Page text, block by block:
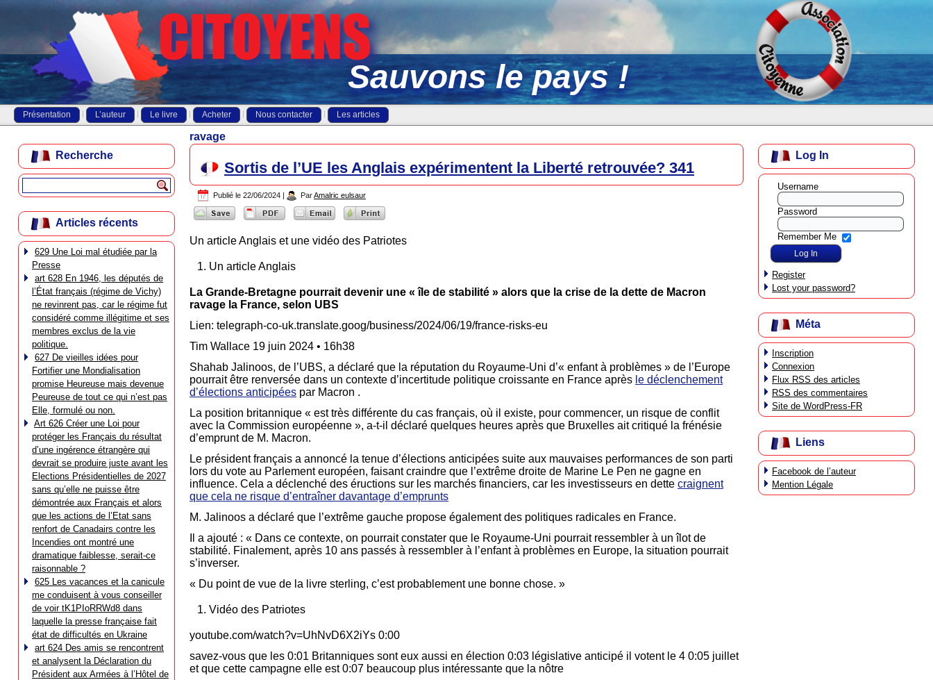
Sauvons le pays !
Présentation L’auteur Le livre Acheter Nous contacter Les articles
Recherche
Articles récents
629 Une Loi mal étudiée par la
Presse
art 628 En 1946, les députés de
l’État français (régime de Vichy)
ne revinrent pas, car le régime fut
considéré comme illégitime et ses
membres exclus de la vie
politique.
627 De vieilles idées pour
Fortifier une Mondialisation
promise Heureuse mais devenue
Peureuse de tout ce qui n’est pas
Elle, formulé ou non.
Art 626 Créer une Loi pour
protéger les Français du résultat
d’une ingérence étrangère qui
devrait se produire juste avant les
Elections Présidentielles de 2027
sans qu’elle ne puisse être
démontrée aux Français et alors
que les actions de l’Etat sans
renfort de Canadairs contre les
Incendies ont montré une
dramatique faiblesse, serait-ce
raisonnable ?
625 Les vacances et la canicule
me conduisent à vous conseiller
de voir tK1PIoRRWd8 dans
laquelle la presse française fait
état de difficultés en Ukraine
art 624 Des amis se rencontrent
et analysent la Déclaration du
Président aux Armées à l’Hôtel de
ravage
Sortis de l’UE les Anglais expérimentent la Liberté retrouvée? 341
Publié le 22/06/2024 | ParAmalric eulsaur
Un article Anglais et une vidéo des Patriotes
Un article Anglais
La Grande-Bretagne pourrait devenir une « île de stabilité » alors que la crise de la dette de Macron
ravage la France, selon UBS
Lien: telegraph-co-uk.translate.goog/business/2024/06/19/france-risks-eu
Tim Wallace 19 juin 2024 • 16h38
Shahab Jalinoos, de l’UBS, a déclaré que la réputation du Royaume-Uni d’« enfant à problèmes » de l’Europe
pourrait être renversée dans un contexte d’incertitude politique croissante en France après le déclenchement
d’élections anticipées par Macron .
La position britannique « est très différente du cas français, où il existe, pour commencer, un risque de conflit
avec la Commission européenne », a-t-il déclaré quelques heures après que Bruxelles ait critiqué la frénésie
d’emprunt de M. Macron.
Le président français a annoncé la tenue d’élections anticipées suite aux mauvaises performances de son parti
lors du vote au Parlement européen, faisant craindre que l’extrême droite de Marine Le Pen ne gagne en
influence. Cela a déclenché des éructions sur les marchés financiers, car les investisseurs en dette craignent
que cela ne risque d’entraîner davantage d’emprunts
M. Jalinoos a déclaré que l’extrême gauche propose également des politiques radicales en France.
Il a ajouté : « Dans ce contexte, on pourrait constater que le Royaume-Uni pourrait ressembler à un îlot de
stabilité. Finalement, après 10 ans passés à ressembler à l’enfant à problèmes en Europe, la situation pourrait
s’inverser.
« Du point de vue de la livre sterling, c’est probablement une bonne chose. »
Vidéo des Patriotes
youtube.com/watch?v=UhNvD6X2iYs 0:00
savez-vous que les 0:01 Britanniques sont eux aussi en élection 0:03 législative anticipé il votent le 4 0:05 juillet
et que cette campagne elle est 0:07 beaucoup plus intéressante que la nôtre
Log In
Username
Password
Remember Me
Register
Lost your password?
Méta
Inscription
Connexion
Flux RSS des articles
RSS des commentaires
Site de WordPress-FR
Liens
Facebook de l’auteur
Mention Légale